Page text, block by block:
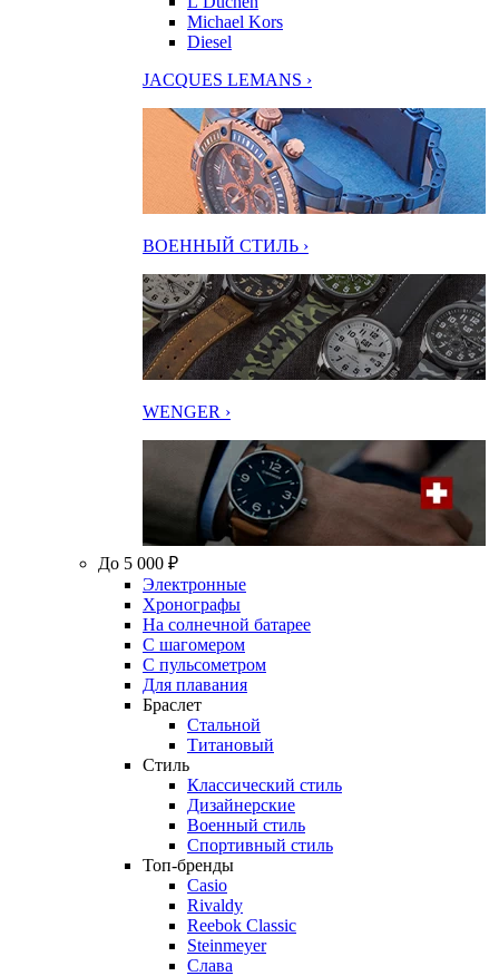
Michael Kors
Diesel
JACQUES LEMANS ›
ВОЕННЫЙ СТИЛЬ ›
WENGER ›
До 5 000 ₽
Электронные
Хронографы
На солнечной батарее
С шагомером
С пульсометром
Для плавания
Браслет
Стальной
Титановый
Стиль
Классический стиль
Дизайнерские
Военный стиль
Спортивный стиль
Топ-бренды
Casio
Rivaldy
Reebok Classic
Steinmeyer
Слава